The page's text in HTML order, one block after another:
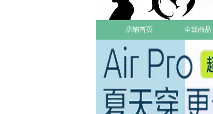
店铺首页 全部商品
餐具喂养 辅食